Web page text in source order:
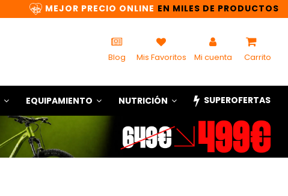
MEJOR PRECIO ONLINE EN MILES DE PRODUCTOS
Blog Mis Favoritos Mi cuenta Carrito
EQUIPAMIENTO NUTRICIÓN SUPEROFERTAS